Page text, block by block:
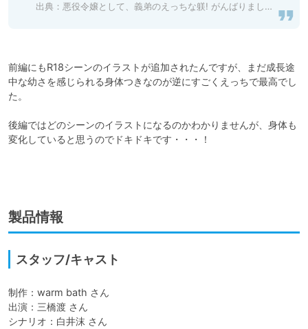
出典： 悪役令嬢として、義弟のえっちな躾! がんばりましょう! 後編 [warm bath] 予告作品 | DLsite がるまに
前編にもR18シーンのイラストが追加されたんですが、まだ成長途
中な幼さを感じられる身体つきなのが逆にすごくえっちで最高でし
た。
後編ではどのシーンのイラストになるのかわかりませんが、身体も
変化していると思うのでドキドキです・・・！
製品情報
スタッフ/キャスト
制作：warm bath さん
出演：三橋渡 さん
シナリオ：白井沫 さん